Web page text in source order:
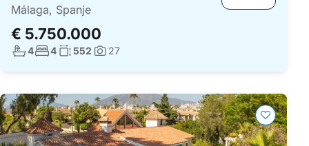
Málaga, Spanje
€ 5.750.000
Aantal badkamers:
4Aantal slaapkamers:
4Woonoppervlakte:
552 Foto's:
27